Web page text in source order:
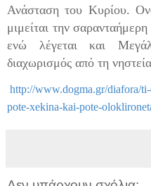
Ανάσταση του Κυρίου.
μιμείται την
ενώ λέγεται και
διαχωρισμός από τη
http://www.dogma.gr/diafora/
pote-xekina-kai-pote-